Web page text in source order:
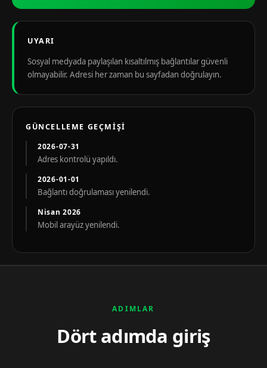
UYARI
Sosyal medyada paylaşılan kısaltılmış bağlantılar güvenli
olmayabilir. Adresi her zaman bu sayfadan doğrulayın.
GÜNCELLEME GEÇMIŞI
2026-07-31
Adres kontrolü yapıldı.
2026-01-01
Bağlantı doğrulaması yenilendi.
Nisan 2026
Mobil arayüz yenilendi.
ADIMLAR
Dört adımda giriş